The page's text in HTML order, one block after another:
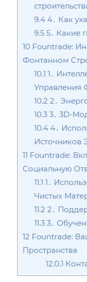
9.4 4․ Как
9.5 5․ Какие
10 Fountrade:
Фонтанном
10.1 1․
Управления
10.2 2․
10.3 3․ 3D-
10.4 4․
Источников
11 Fountrade:
Социальную
11.1 1․
Чистых
11.2 2․
11.3 3․
12 Fountrade:
Пространства
12.0.1